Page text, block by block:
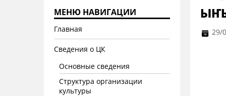
МЕНЮ НАВИГАЦИИ
Главная
Сведения о ЦК
Основные сведения
Структура организации
культуры
29/